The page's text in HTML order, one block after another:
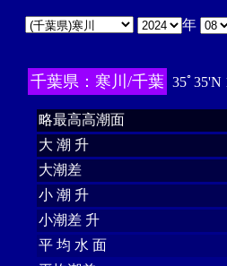
年
千葉県：寒川/千葉 35ﾟ35'N
略最高高潮面
大 潮 升
大潮差
小 潮 升
小潮差 升
平 均 水 面